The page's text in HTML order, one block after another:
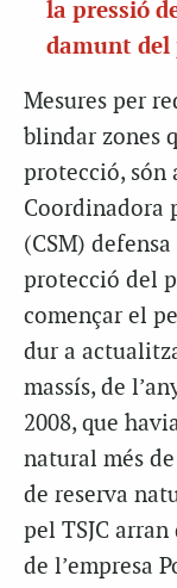
la pressió
damunt
Mesures per
blindar zones
protecció, són
Coordinadora
(CSM)
protecció del
començar el
dur a
massís, de
2008, que
natural més
de reserva
pel TSJC arran
de l’empresa